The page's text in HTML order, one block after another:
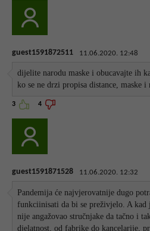
guest1591872511 11.06.2020. 12:48
dijelite narodu maske i obucavajte ih
ko se ne drzi propisa distance, maske i
3 4
guest1591871528 11.06.2020. 12:32
Pandemija će najvjerovatnije dugo
funkciinisati da bi se preživjelo. A kad
nije angažovao stručnjake da tačno i
djelatnost, od fabrike do kancelarije,